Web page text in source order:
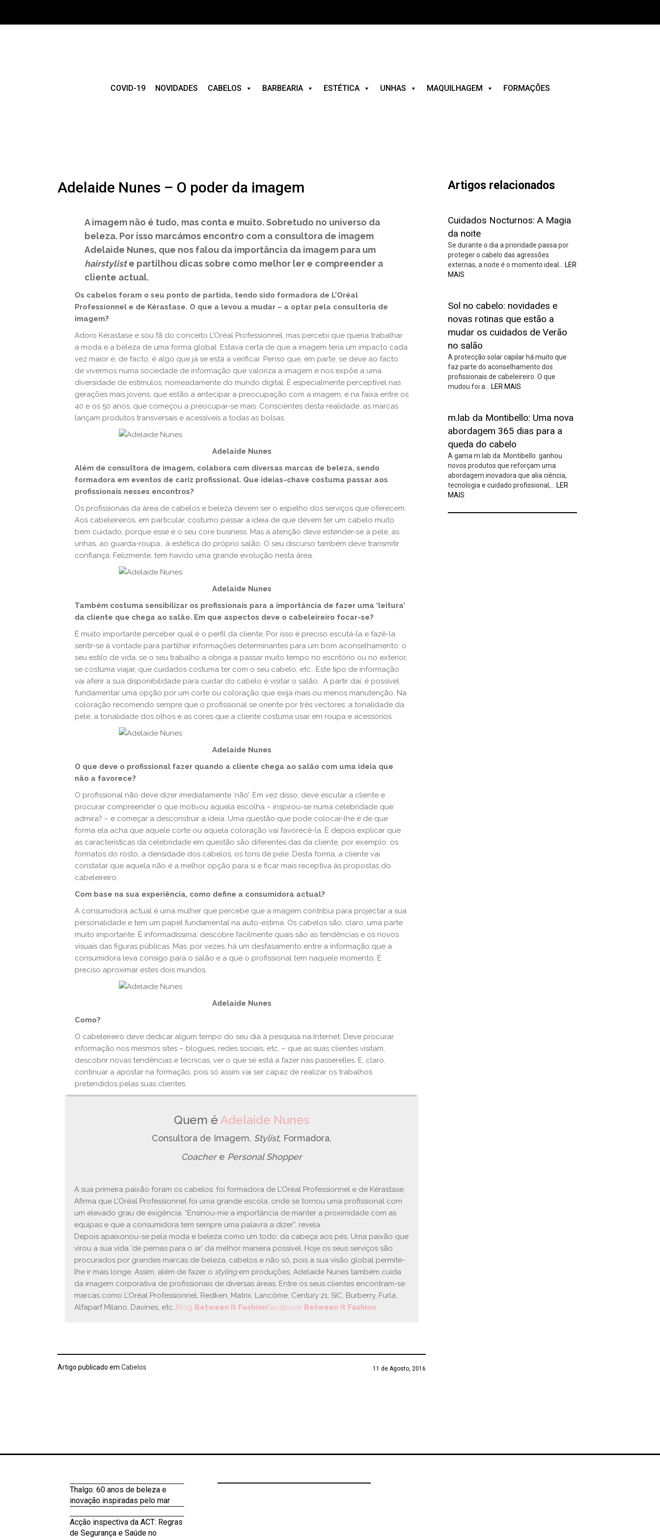
COVID-19 NOVIDADES CABELOS BARBEARIA ESTÉTICA UNHAS MAQUILHAGEM FORMAÇÕES
Adelaide Nunes – O poder da imagem
A imagem não é tudo, mas conta e muito. Sobretudo no universo da
beleza. Por isso marcámos encontro com a consultora de imagem
Adelaide Nunes, que nos falou da importância da imagem para um
hairstyliste partilhou dicas sobre como melhor ler e compreender a
cliente actual.
Os cabelos foram o seu ponto de partida, tendo sido formadora de L’Oréal
Professionnel e de Kérastase. O que a levou a mudar – a optar pela consultoria de
imagem?
Adoro Kérastase e sou fã do conceito L’Oréal Professionnel, mas percebi que queria trabalhar
a moda e a beleza de uma forma global. Estava certa de que a imagem teria um impacto cada
vez maior e, de facto, é algo que já se está a verificar. Penso que, em parte, se deve ao facto
de vivermos numa sociedade de informação que valoriza a imagem e nos expõe a uma
diversidade de estímulos, nomeadamente do mundo digital. É especialmente perceptível nas
gerações mais jovens, que estão a antecipar a preocupação com a imagem, e na faixa entre os
40 e os 50 anos, que começou a preocupar-se mais. Conscientes desta realidade, as marcas
lançam produtos transversais e acessíveis a todas as bolsas.
Adelaide Nunes
Além de consultora de imagem, colabora com diversas marcas de beleza, sendo
formadora em eventos de cariz profissional. Que ideias-chave costuma passar aos
profissionais nesses encontros?
Os profissionais da área de cabelos e beleza devem ser o espelho dos serviços que oferecem.
Aos cabeleireiros, em particular, costumo passar a ideia de que devem ter um cabelo muito
bem cuidado, porque esse é o seu core business. Mas a atenção deve estender-se à pele, às
unhas, ao guarda-roupa… à estética do próprio salão. O seu discurso também deve transmitir
confiança. Felizmente, tem havido uma grande evolução nesta área.
Adelaide Nunes
Também costuma sensibilizar os profissionais para a importância de fazer uma ‘leitura’
da cliente que chega ao salão. Em que aspectos deve o cabeleireiro focar-se?
É muito importante perceber qual é o perfil da cliente. Por isso é preciso escutá-la e fazê-la
sentir-se à vontade para partilhar informações determinantes para um bom aconselhamento: o
seu estilo de vida, se o seu trabalho a obriga a passar muito tempo no escritório ou no exterior,
se costuma viajar, que cuidados costuma ter com o seu cabelo, etc.. Este tipo de informação
vai aferir a sua disponibilidade para cuidar do cabelo e visitar o salão. A partir daí, é possível
fundamentar uma opção por um corte ou coloração que exija mais ou menos manutenção. Na
coloração recomendo sempre que o profissional se oriente por três vectores: a tonalidade da
pele, a tonalidade dos olhos e as cores que a cliente costuma usar em roupa e acessórios.
Adelaide Nunes
O que deve o profissional fazer quando a cliente chega ao salão com uma ideia que
não a favorece?
O profissional não deve dizer imediatamente ‘não’. Em vez disso, deve escutar a cliente e
procurar compreender o que motivou aquela escolha – inspirou-se numa celebridade que
admira? – e começar a desconstruir a ideia. Uma questão que pode colocar-lhe é de que
forma ela acha que aquele corte ou aquela coloração vai favorecê-la. E depois explicar que
as características da celebridade em questão são diferentes das da cliente, por exemplo: os
formatos do rosto, a densidade dos cabelos, os tons de pele. Desta forma, a cliente vai
constatar que aquela não é a melhor opção para si e ficar mais receptiva às propostas do
cabeleireiro.
Com base na sua experiência, como define a consumidora actual?
A consumidora actual é uma mulher que percebe que a imagem contribui para projectar a sua
personalidade e tem um papel fundamental na auto-estima. Os cabelos são, claro, uma parte
muito importante. É informadíssima: descobre facilmente quais são as tendências e os novos
visuais das figuras públicas. Mas, por vezes, há um desfasamento entre a informação que a
consumidora leva consigo para o salão e a que o profissional tem naquele momento. É
preciso aproximar estes dois mundos.
Adelaide Nunes
Como?
O cabeleireiro deve dedicar algum tempo do seu dia à pesquisa na Internet. Deve procurar
informação nos mesmos sites – blogues, redes sociais, etc. – que as suas clientes visitam,
descobrir novas tendências e técnicas, ver o que se está a fazer nas passerelles. E, claro,
continuar a apostar na formação, pois só assim vai ser capaz de realizar os trabalhos
pretendidos pelas suas clientes.
Quem é Adelaide Nunes
Consultora de Imagem, Stylist, Formadora,
Coachere Personal Shopper
A sua primeira paixão foram os cabelos: foi formadora de L’Oréal Professionnel e de Kérastase.
Afirma que L’Oréal Professionnel foi uma grande escola, onde se tornou uma profissional com
um elevado grau de exigência. “Ensinou-me a importância de manter a proximidade com as
equipas e que a consumidora tem sempre uma palavra a dizer”, revela.
Depois apaixonou-se pela moda e beleza como um todo: da cabeça aos pés. Uma paixão que
virou a sua vida ‘de pernas para o ar’ da melhor maneira possível. Hoje os seus serviços são
procurados por grandes marcas de beleza, cabelos e não só, pois a sua visão global permite-
lhe ir mais longe. Assim, além de fazer o stylingem produções, Adelaide Nunes também cuida
da imagem corporativa de profissionais de diversas áreas. Entre os seus clientes encontram-se
marcas como L’Oréal Professionnel, Redken, Matrix, Lancôme, Century 21, SIC, Burberry, Furla,
Alfaparf Milano, Davines, etc..Blog Between It FashionFacebook Between It Fashion
Artigo publicado em Cabelos 11 de Agosto, 2016
Artigos relacionados
Cuidados Nocturnos: A Magia
da noite
Se durante o dia a prioridade passa por
proteger o cabelo das agressões
externas, a noite é o momento ideal…
LER
MAIS
Sol no cabelo: novidades e
novas rotinas que estão a
mudar os cuidados de Verão
no salão
A protecção solar capilar há muito que
faz parte do aconselhamento dos
profissionais de cabeleireiro. O que
mudou foi a…
LER MAIS
m.lab da Montibello: Uma nova
abordagem 365 dias para a
queda do cabelo
A gama m.lab da Montibello ganhou
novos produtos que reforçam uma
abordagem inovadora que alia ciência,
tecnologia e cuidado profissional,…
LER
MAIS
Thalgo: 60 anos de beleza e
inovação inspiradas pelo mar
Acção inspectiva da ACT: Regras
de Segurança e Saúde no